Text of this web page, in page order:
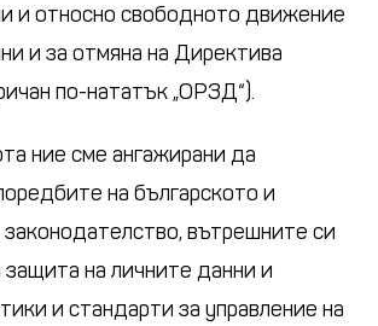
и относно свободното движение
и за отмяна на Директива
по-нататък „ОРЗД“).
ние сме ангажирани да
на българското и
вътрешните си
на личните данни и
и стандарти за управление на